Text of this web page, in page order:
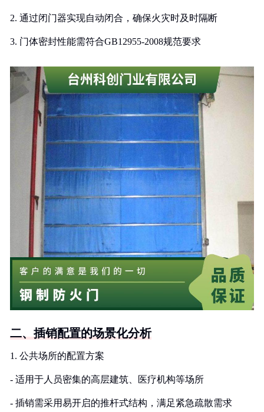
2. 通过闭门器实现自动闭合，确保火灾时及时隔断
3. 门体密封性能需符合GB12955-2008规范要求
二、插销配置的场景化分析
1. 公共场所的配置方案
- 适用于人员密集的高层建筑、医疗机构等场所
- 插销需采用易开启的推杆式结构，满足紧急疏散需求